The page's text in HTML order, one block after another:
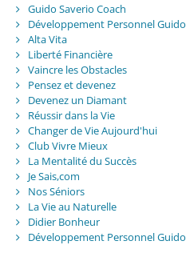
Guido Saverio Coach
Développement Personnel Guido
Alta Vita
Liberté Financière
Vaincre les Obstacles
Pensez et devenez
Devenez un Diamant
Réussir dans la Vie
Changer de Vie Aujourd'hui
Club Vivre Mieux
La Mentalité du Succès
Je Sais,com
Nos Séniors
La Vie au Naturelle
Didier Bonheur
Développement Personnel Guido